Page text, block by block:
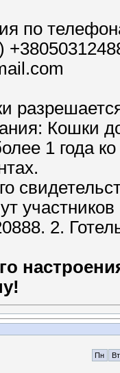
по
Кошки
1 года
2.
Пн Вт